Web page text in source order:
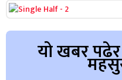
यो खबर